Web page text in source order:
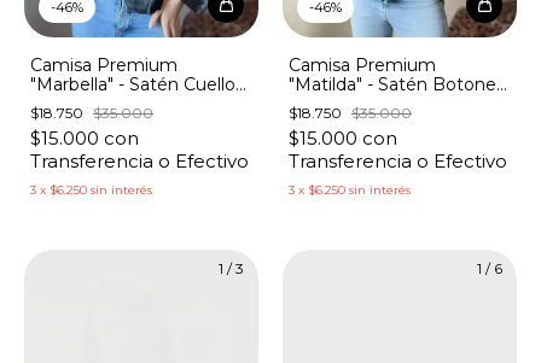
-46%
Camisa Premium
"Marbella" - Satén Cuello
'V'
$18.750 $35.000
$15.000 con
Transferencia o Efectivo
3 x $6.250 sin interés
-46%
Camisa Premium
"Matilda" - Satén Botones
Brillantes
$18.750 $35.000
$15.000 con
Transferencia o Efectivo
3 x $6.250 sin interés
1 /3 1 / 6